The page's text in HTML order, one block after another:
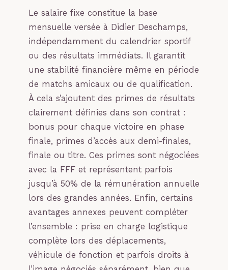
Le salaire fixe constitue la base
mensuelle versée à Didier Deschamps,
indépendamment du calendrier sportif
ou des résultats immédiats. Il garantit
une stabilité financière même en période
de matchs amicaux ou de qualification.
À cela s’ajoutent des primes de résultats
clairement définies dans son contrat :
bonus pour chaque victoire en phase
finale, primes d’accès aux demi-finales,
finale ou titre. Ces primes sont négociées
avec la FFF et représentent parfois
jusqu’à 50% de la rémunération annuelle
lors des grandes années. Enfin, certains
avantages annexes peuvent compléter
l’ensemble : prise en charge logistique
complète lors des déplacements,
véhicule de fonction et parfois droits à